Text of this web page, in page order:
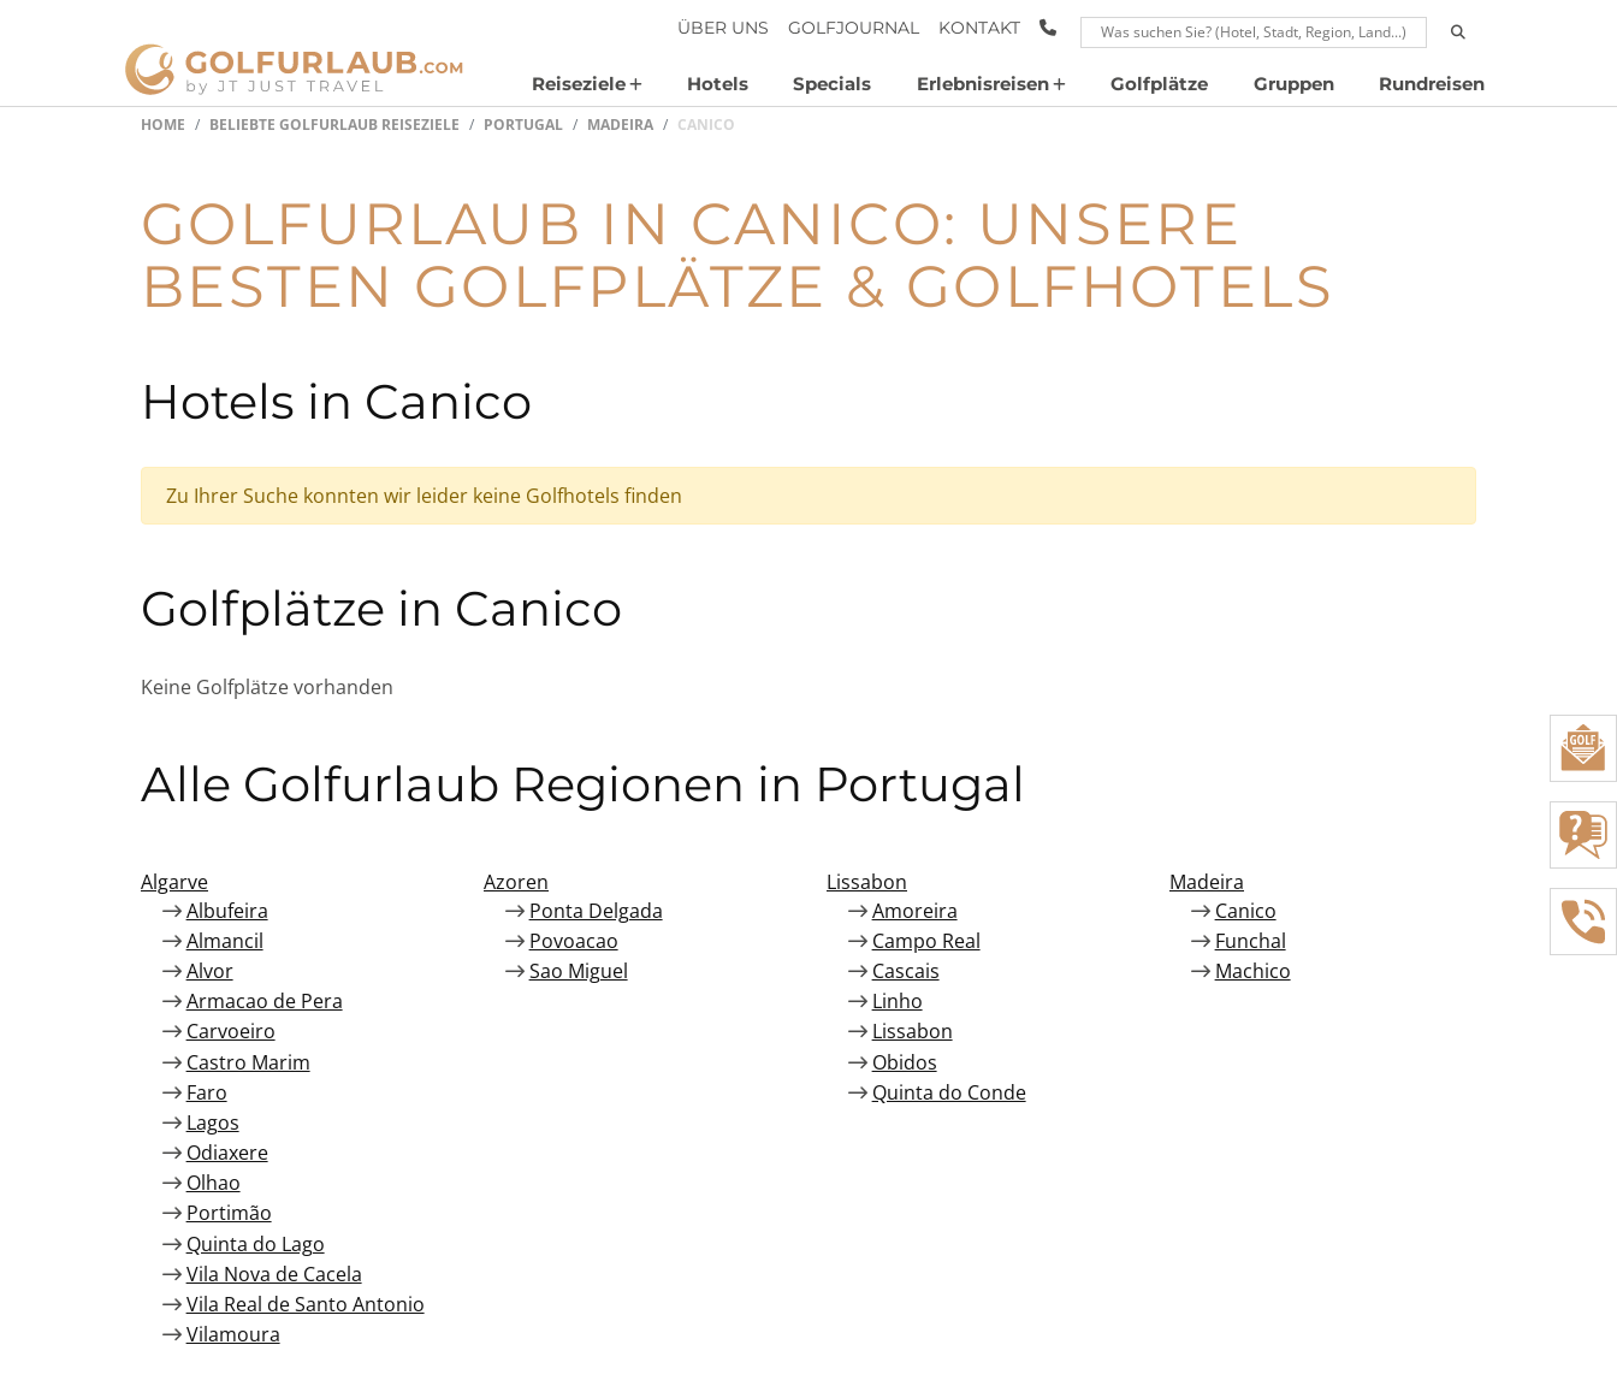
ÜBER UNS GOLFJOURNAL KONTAKT ANRUFEN: 00496024677910
Reiseziele Hotels Specials Erlebnisreisen Golfplätze Gruppen Rundreisen
HOME BELIEBTE GOLFURLAUB REISEZIELE PORTUGAL MADEIRA CANICO
GOLFURLAUB IN CANICO: UNSERE
BESTEN GOLFPLÄTZE & GOLFHOTELS
Hotels in Canico
Zu Ihrer Suche konnten wir leider keine Golfhotels finden
Golfplätze in Canico
Keine Golfplätze vorhanden
Alle Golfurlaub Regionen in Portugal
Algarve
Albufeira
Almancil
Alvor
Armacao de Pera
Carvoeiro
Castro Marim
Faro
Lagos
Odiaxere
Olhao
Portimão
Quinta do Lago
Vila Nova de Cacela
Vila Real de Santo Antonio
Vilamoura
Azoren
Ponta Delgada
Povoacao
Sao Miguel
Lissabon
Amoreira
Campo Real
Cascais
Linho
Lissabon
Obidos
Quinta do Conde
Madeira
Canico
Funchal
Machico